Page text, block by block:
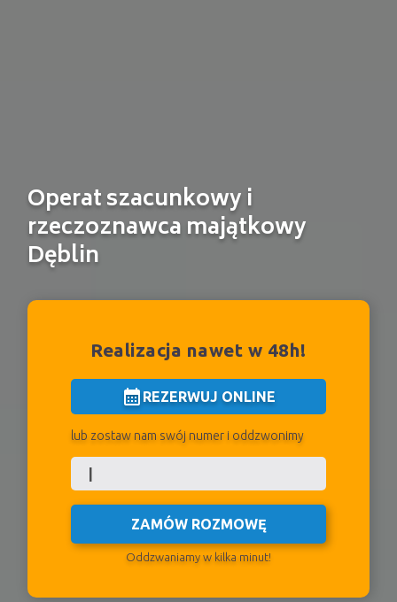
Operat szacunkowy i
rzeczoznawca majątkowy
Dęblin
Realizacja nawet w 48h!
calendar_monthREZERWUJ ONLINE
lub zostaw nam swój numer i oddzwonimy
ZAMÓW ROZMOWĘ
Oddzwaniamy w kilka minut!